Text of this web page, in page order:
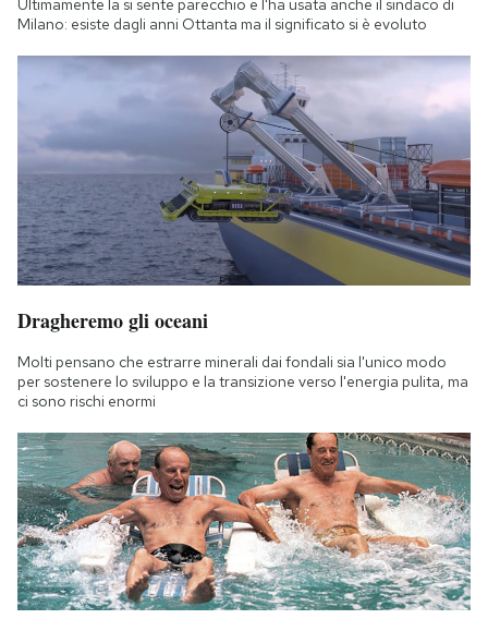
Hai bisogno di aiuto?
Esci
Ultimamente la si sente parecchio e l'ha usata anche il sindaco di
Milano: esiste dagli anni Ottanta ma il significato si è evoluto
Dragheremo gli oceani
Molti pensano che estrarre minerali dai fondali sia l'unico modo
per sostenere lo sviluppo e la transizione verso l'energia pulita, ma
ci sono rischi enormi